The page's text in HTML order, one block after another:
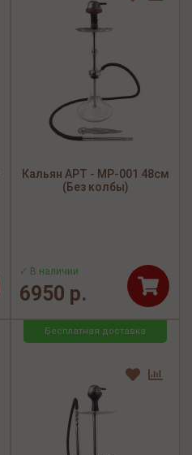
Кальян АРТ - MP-001 48см
(Без колбы)
✓ В наличии
6950 р.
Бесплатная доставка